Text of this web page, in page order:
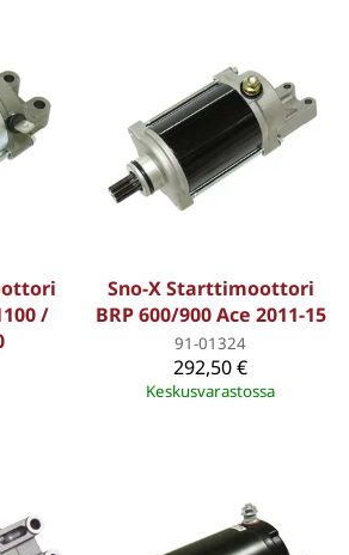
/
Sno-X Starttimoottori
BRP 600/900 Ace 2011-15
91-01324
292,50 €
Keskusvarastossa